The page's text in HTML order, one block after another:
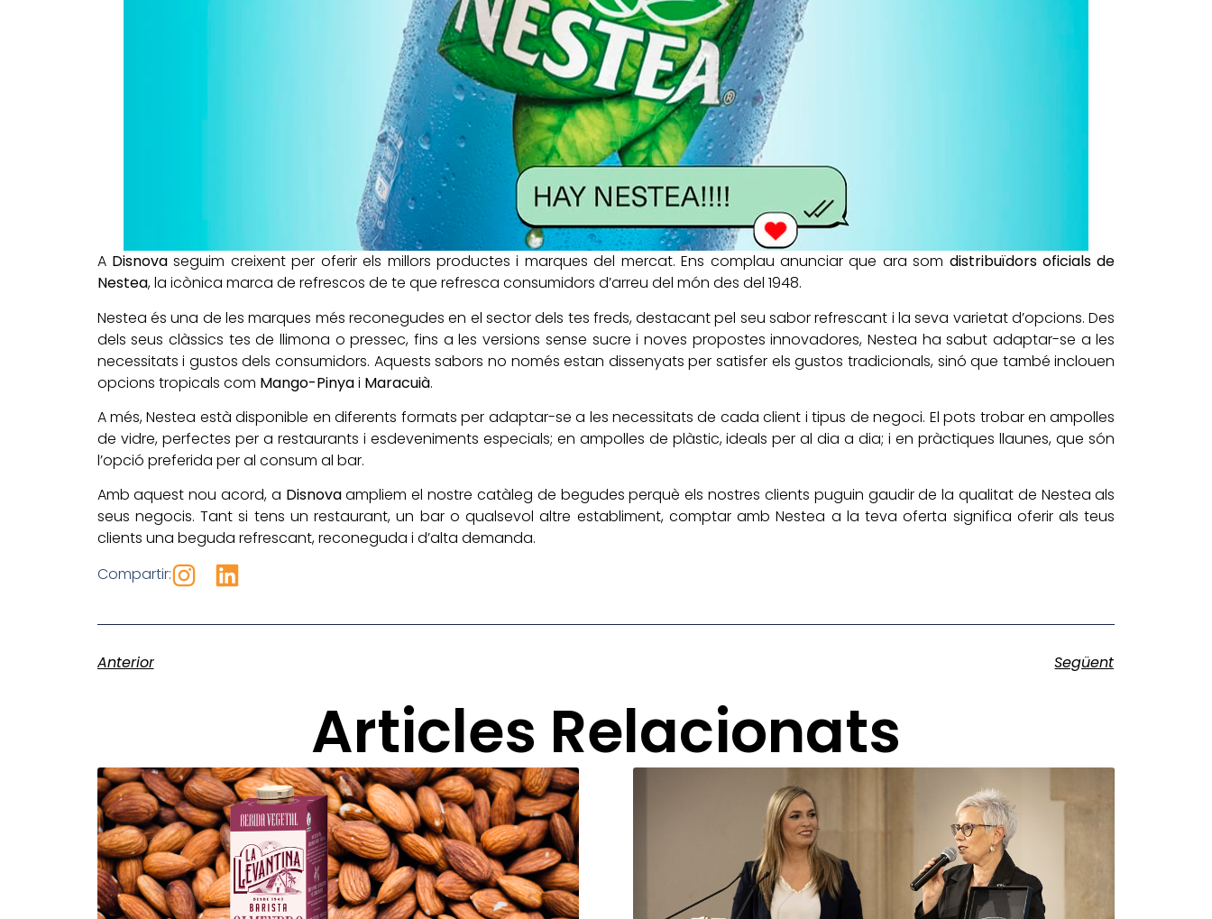
A Disnovaseguim creixent per oferir els millors productes i marques del mercat. Ens complau anunciar que ara som distribuïdors oficials de
Nestea, la icònica marca de refrescos de te que refresca consumidors d’arreu del món des del 1948.
Nestea és una de les marques més reconegudes en el sector dels tes freds, destacant pel seu sabor refrescant i la seva varietat d’opcions. Des
dels seus clàssics tes de llimona o pressec, fins a les versions sense sucre i noves propostes innovadores, Nestea ha sabut adaptar-se a les
necessitats i gustos dels consumidors. Aquests sabors no només estan dissenyats per satisfer els gustos tradicionals, sinó que també inclouen
opcions tropicals com Mango-Pinyai Maracuià.
A més, Nestea està disponible en diferents formats per adaptar-se a les necessitats de cada client i tipus de negoci. El pots trobar en ampolles
de vidre, perfectes per a restaurants i esdeveniments especials; en ampolles de plàstic, ideals per al dia a dia; i en pràctiques llaunes, que són
l’opció preferida per al consum al bar.
Amb aquest nou acord, a Disnovaampliem el nostre catàleg de begudes perquè els nostres clients puguin gaudir de la qualitat de Nestea als
seus negocis. Tant si tens un restaurant, un bar o qualsevol altre establiment, comptar amb Nestea a la teva oferta significa oferir als teus
clients una beguda refrescant, reconeguda i d’alta demanda.
Compartir:
Anterior Següent
Articles Relacionats